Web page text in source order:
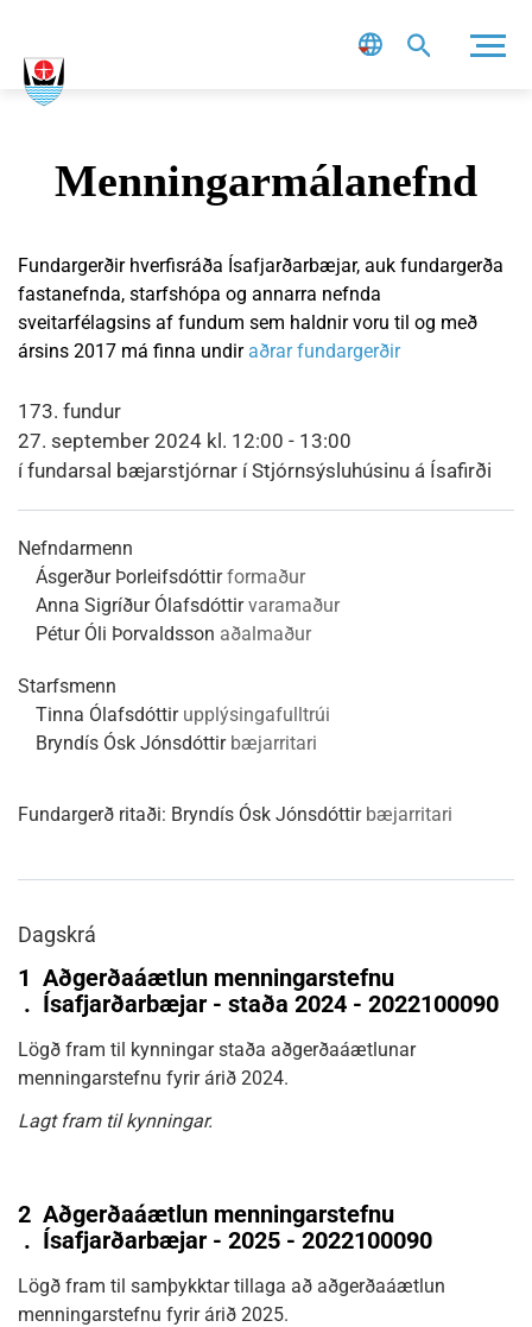
Menningarmálanefnd
Fundargerðir hverfisráða Ísafjarðarbæjar, auk fundargerða
fastanefnda, starfshópa og annarra nefnda
sveitarfélagsins af fundum sem haldnir voru til og með
ársins 2017 má finna undir aðrar fundargerðir
173. fundur
27. september 2024 kl. 12:00 - 13:00
í fundarsal bæjarstjórnar í Stjórnsýsluhúsinu á Ísafirði
Nefndarmenn
Ásgerður Þorleifsdóttir formaður
Anna Sigríður Ólafsdóttir varamaður
Pétur Óli Þorvaldsson aðalmaður
Starfsmenn
Tinna Ólafsdóttir upplýsingafulltrúi
Bryndís Ósk Jónsdóttir bæjarritari
Fundargerð ritaði: Bryndís Ósk Jónsdóttir bæjarritari
Dagskrá
1
.
Aðgerðaáætlun menningarstefnu
Ísafjarðarbæjar - staða 2024 - 2022100090
Lögð fram til kynningar staða aðgerðaáætlunar
menningarstefnu fyrir árið 2024.
Lagt fram til kynningar.
2
.
Aðgerðaáætlun menningarstefnu
Ísafjarðarbæjar - 2025 - 2022100090
Lögð fram til samþykktar tillaga að aðgerðaáætlun
menningarstefnu fyrir árið 2025.